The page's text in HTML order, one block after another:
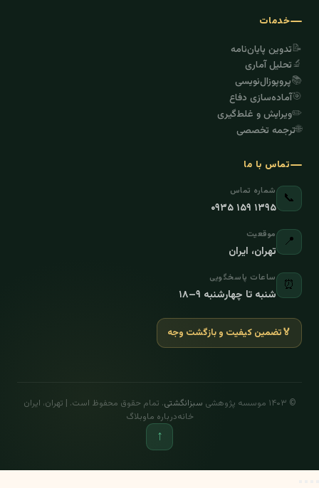
خدمات
📝تدوین پایان‌نامه
🔬تحلیل آماری
📚پروپوزال‌نویسی
🎯آماده‌سازی دفاع
✏️ویرایش و غلط‌گیری
🌐ترجمه تخصصی
تماس با ما
📞 شماره تماس
۰۹۳۵ ۱۵۹ ۱۳۹۵
📍 موقعیت
تهران، ایران
⏰ ساعات پاسخگویی
شنبه تا چهارشنبه ۹–۱۸
🏅تضمین کیفیت و بازگشت وجه
© ۱۴۰۳ موسسه پژوهشی سبزانگشتی. تمام حقوق محفوظ است. | تهران، ایران
خانهدرباره ماوبلاگ
↑